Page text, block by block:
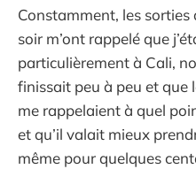
Constamment, les
soir m’ont rappelé que
particulièrement à Cali,
finissait peu à peu et que
me rappelaient à quel
et qu’il valait mieux
même pour quelques